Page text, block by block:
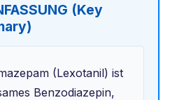
(Key
(Lexotanil) ist
Benzodiazepin,